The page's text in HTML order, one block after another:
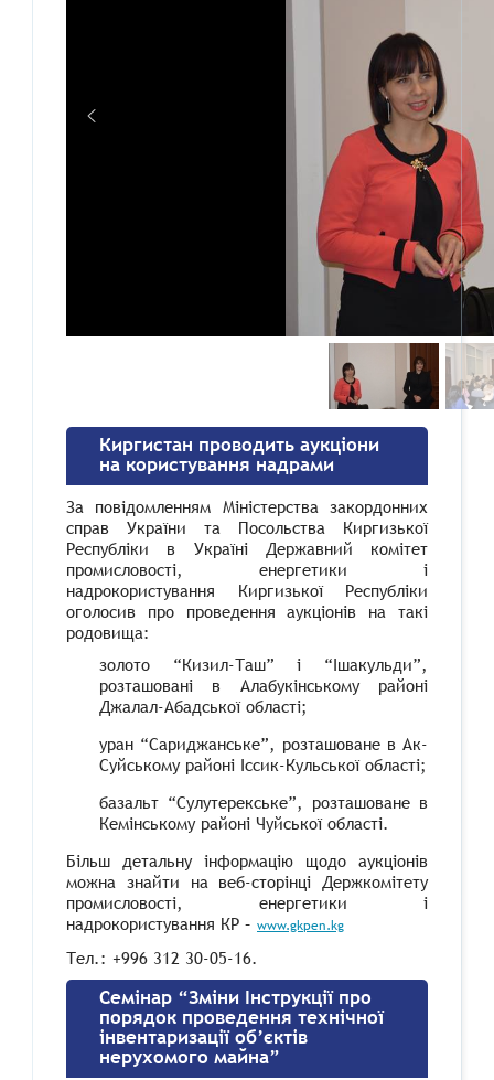
Киргистан проводить аукціони
на користування надрами
За повідомленням Міністерства закордонних
справ України та Посольства Киргизької
Республіки в Україні Державний комітет
промисловості, енергетики і
надрокористування Киргизької Республіки
оголосив про проведення аукціонів на такі
родовища:
золото “Кизил-Таш” і “Ішакульди”,
розташовані в Алабукінському районі
Джалал-Абадської області;
уран “Сариджанське”, розташоване в Ак-
Суйському районі Іссик-Кульської області;
базальт “Сулутерекське”, розташоване в
Кемінському районі Чуйської області.
Більш детальну інформацію щодо аукціонів
можна знайти на веб-сторінці Держкомітету
промисловості, енергетики і
надрокористування КР – www.gkpen.kg
Тел.: +996 312 30-05-16.
Семінар “Зміни Інструкції про
порядок проведення технічної
інвентаризації об’єктів
нерухомого майна”